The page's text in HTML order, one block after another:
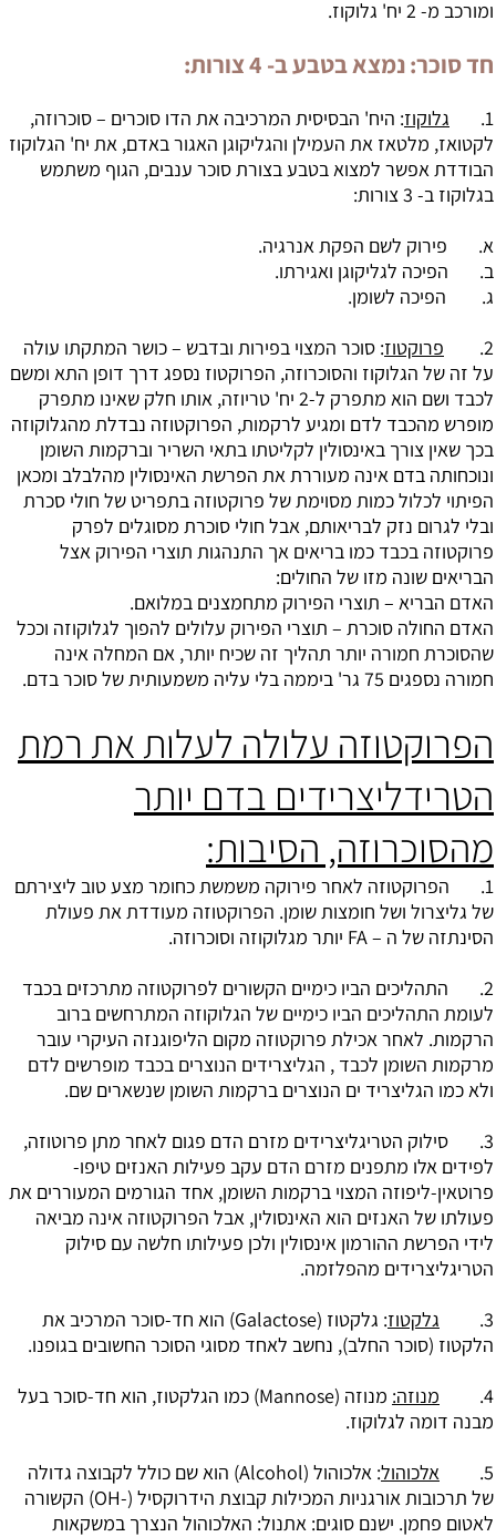
ומורכב מ- 2 יח' גלוקוז.
חד סוכר: נמצא בטבע ב- 4 צורות:
1. גלוקוז: היח' הבסיסית המרכיבה את הדו סוכרים – סוכרוזה,
לקטואז, מלטאז את העמילן והגליקוגן האגור באדם, את יח' הגלוקוז
הבודדת אפשר למצוא בטבע בצורת סוכר ענבים, הגוף משתמש
בגלוקוז ב- 3 צורות:
א. פירוק לשם הפקת אנרגיה.
ב. הפיכה לגליקוגן ואגירתו.
ג. הפיכה לשומן.
2.
פרוקטוז: סוכר המצוי בפירות ובדבש – כושר המתקתו עולה
על זה של הגלוקוז והסוכרוזה, הפרוקטוז נספג דרך דופן התא ומשם
לכבד ושם הוא מתפרק ל-2 יח' טריוזה, אותו חלק שאינו מתפרק
מופרש מהכבד לדם ומגיע לרקמות, הפרוקטוזה נבדלת מהגלוקוזה
בכך שאין צורך באינסולין לקליטתו בתאי השריר וברקמות השומן
ונוכחותה בדם אינה מעוררת את הפרשת האינסולין מהלבלב ומכאן
הפיתוי לכלול כמות מסוימת של פרוקטוזה בתפריט של חולי סכרת
ובלי לגרום נזק לבריאותם, אבל חולי סוכרת מסוגלים לפרק
פרוקטוזה בכבד כמו בריאים אך התנהגות תוצרי הפירוק אצל
הבריאים שונה מזו של החולים:
האדם הבריא – תוצרי הפירוק מתחמצנים במלואם.
האדם החולה סוכרת – תוצרי הפירוק עלולים להפוך לגלוקוזה וככל
שהסוכרת חמורה יותר תהליך זה שכיח יותר, אם המחלה אינה
חמורה נספגים 75 גר' ביממה בלי עליה משמעותית של סוכר בדם.
הפרוקטוזה עלולה לעלות את רמת
הטרידליצרידים בדם יותר
מהסוכרוזה, הסיבות:
1. הפרוקטוזה לאחר פירוקה משמשת כחומר מצע טוב ליצירתם
של גליצרול ושל חומצות שומן. הפרוקטוזה מעודדת את פעולת
הסינתזה של ה – FA יותר מגלוקוזה וסוכרוזה.
2. התהליכים הביו כימיים הקשורים לפרוקטוזה מתרכזים בכבד
לעומת התהליכים הביו כימיים של הגלוקוזה המתרחשים ברוב
הרקמות. לאחר אכילת פרוקטוזה מקום הליפוגנזה העיקרי עובר
מרקמות השומן לכבד , הגליצרידים הנוצרים בכבד מופרשים לדם
ולא כמו הגליצריד ים הנוצרים ברקמות השומן שנשארים שם.
3. סילוק הטריגליצרידים מזרם הדם פגום לאחר מתן פרוטוזה,
לפידים אלו מתפנים מזרם הדם עקב פעילות האנזים טיפו-
פרוטאין-ליפוזה המצוי ברקמות השומן, אחד הגורמים המעוררים את
פעולתו של האנזים הוא האינסולין, אבל הפרוקטוזה אינה מביאה
לידי הפרשת ההורמון אינסולין ולכן פעילותו חלשה עם סילוק
הטריגליצרידים מהפלזמה.
3.
גלקטוז
: גלקטוז (Galactose) הוא חד-סוכר המרכיב את
הלקטוז (סוכר החלב), נחשב לאחד מסוגי הסוכר החשובים בגופנו.
4.
מנוזה:
מנוזה (Mannose) כמו הגלקטוז, הוא חד-סוכר בעל
מבנה דומה לגלוקוז.
5.
אלכוהול
: אלכוהול (Alcohol) הוא שם כולל לקבוצה גדולה
של תרכובות אורגניות המכילות קבוצת הידרוקסיל (-OH) הקשורה
לאטום פחמן. ישנם סוגים: אתנול: האלכוהול הנצרך במשקאות